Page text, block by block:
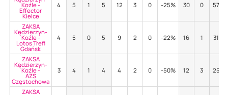
Koźle -
Effector
Kielce
4 5 1 5 12 3 0 -25% 30 0 57%
ZAKSA
Kędzierzyn-
Koźle -
Lotos Trefl
Gdańsk
4 5 0 5 9 2 0 -22% 16 1 31%
ZAKSA
Kędzierzyn-
Koźle -
AZS
Częstochowa
3 4 1 4 4 2 0 -50% 12 3 25%
ZAKSA